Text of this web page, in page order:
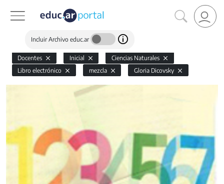
Incluir Archivo educ.ar
Docentes Inicial
Ciencias Naturales
Libro electrónico
mezcla Gloria Dicovsky